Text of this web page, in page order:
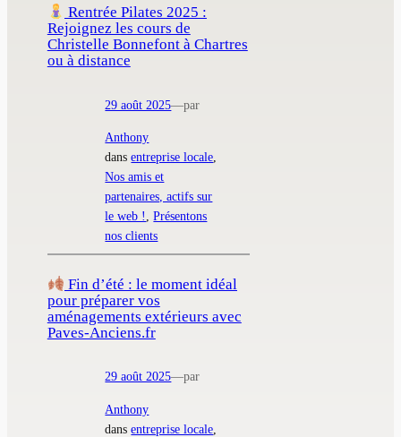
Rentrée Pilates 2025 :
Rejoignez les cours de
Christelle Bonnefont à Chartres
ou à distance
29 août 2025—par
Anthony
dansentreprise locale
Nos amis et
partenaires, actifs sur
le web !
, Présentons
nos clients
Fin d’été : le moment idéal
pour préparer vos
aménagements extérieurs avec
Paves-Anciens.fr
29 août 2025—par
Anthony
dansentreprise locale